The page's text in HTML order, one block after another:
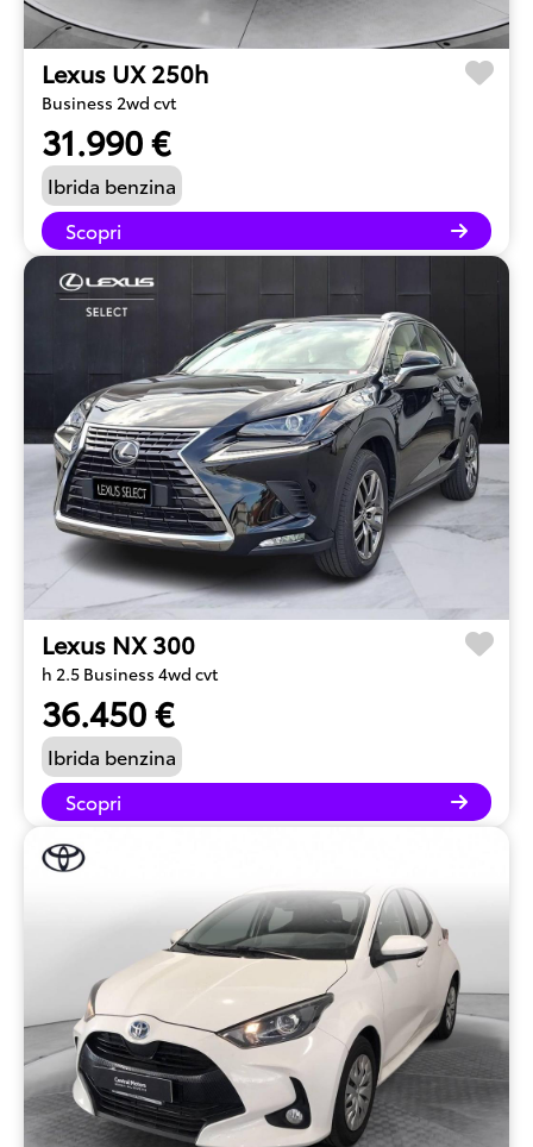
Lexus UX 250h
Business 2wd cvt
31.990 €
Ibrida benzina
Scopri
Lexus NX 300
h 2.5 Business 4wd cvt
36.450 €
Ibrida benzina
Scopri